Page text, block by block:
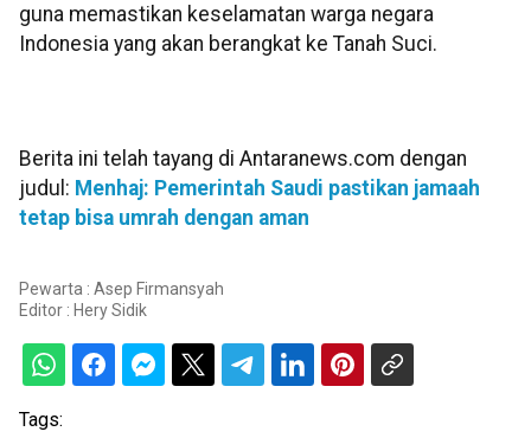
guna memastikan keselamatan warga negara
Indonesia yang akan berangkat ke Tanah Suci.
Berita ini telah tayang di Antaranews.com dengan
judul: Menhaj: Pemerintah Saudi pastikan jamaah
tetap bisa umrah dengan aman
Pewarta : Asep Firmansyah
Editor : Hery Sidik
Tags: